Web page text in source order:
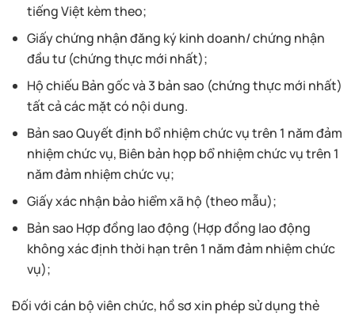
tiếng Việt kèm theo;
Giấy chứng nhận đăng ký kinh doanh/ chứng nhận
đầu tư (chứng thực mới nhất);
Hộ chiếu Bản gốc và 3 bản sao (chứng thực mới nhất)
tất cả các mặt có nội dung.
Bản sao Quyết định bổ nhiệm chức vụ trên 1 năm đảm
nhiệm chức vụ, Biên bản họp bổ nhiệm chức vụ trên 1
năm đảm nhiệm chức vụ;
Giấy xác nhận bảo hiểm xã hộ (theo mẫu);
Bản sao Hợp đồng lao động (Hợp đồng lao động
không xác định thời hạn trên 1 năm đảm nhiệm chức
vụ);
Đối với cán bộ viên chức, hồ sơ xin phép sử dụng thẻ